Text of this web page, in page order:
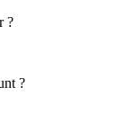
?
?